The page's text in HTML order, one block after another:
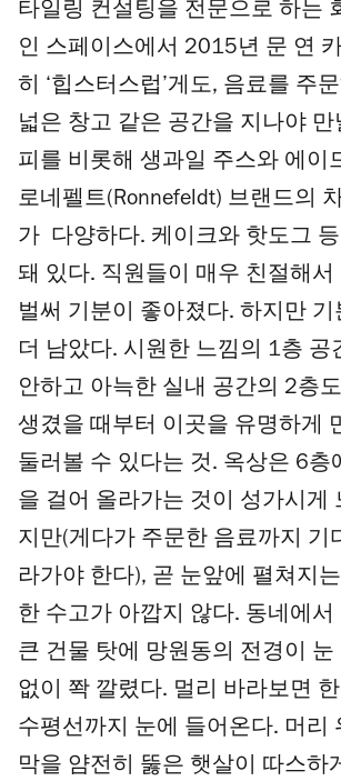
타일링 컨설팅을 전문으로 하는
인 스페이스에서 2015년 문 연
히 ‘힙스터스럽’게도, 음료를 주
넓은 창고 같은 공간을 지나야 만
피를 비롯해 생과일 주스와 에이
로네펠트(Ronnefeldt) 브랜드의
가 다양하다. 케이크와 핫도그
돼 있다. 직원들이 매우 친절해서
벌써 기분이 좋아졌다. 하지만 기
더 남았다. 시원한 느낌의 1층 공
안하고 아늑한 실내 공간의 2층
생겼을 때부터 이곳을 유명하게
둘러볼 수 있다는 것. 옥상은 6층
을 걸어 올라가는 것이 성가시게
지만(게다가 주문한 음료까지 기
라가야 한다), 곧 눈앞에 펼쳐지
한 수고가 아깝지 않다. 동네에
큰 건물 탓에 망원동의 전경이 눈
없이 쫙 깔렸다. 멀리 바라보면
수평선까지 눈에 들어온다. 머리
막을 얌전히 뚫은 햇살이 따스하